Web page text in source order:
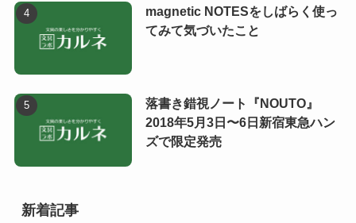
magnetic NOTESをしばらく使っ
てみて気づいたこと
落書き錯視ノート『NOUTO』
2018年5月3日〜6日新宿東急ハン
ズで限定発売
新着記事